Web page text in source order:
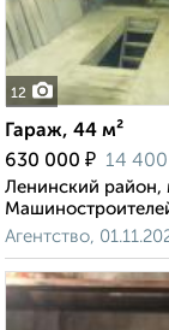
12
Гараж, 44 м²
630 000 ₽ 14 400
Ленинский район,
Агентство,